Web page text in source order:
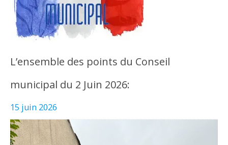
L’ensemble des points du Conseil
municipal du 2 Juin 2026:
15 juin 2026